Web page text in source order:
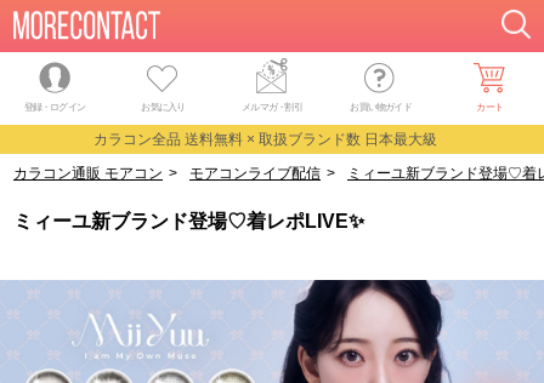
登録・ログイン お気に入り メルマガ・割引 お買い物ガイド カート
カラコン全品 送料無料 × 取扱ブランド数 日本最大級
カラコン通販 モアコン > モアコンライブ配信 > ミィーユ新ブランド登場♡着
ミィーユ新ブランド登場♡着レポLIVE✨